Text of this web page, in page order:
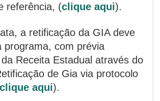
referência, (clique aqui).
a retificação da GIA deve
programa, com prévia
Receita Estadual através do
de Gia via protocolo
aqui).